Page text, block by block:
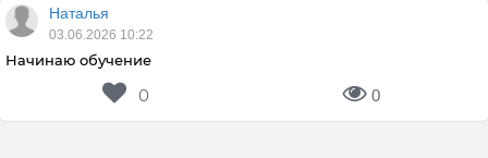
Наталья
03.06.2026 10:22
Начинаю обучение
0 0